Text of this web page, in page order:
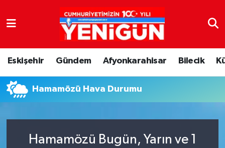
Eskişehir Gündem Afyonkarahisar Bilecik
Hamamözü Hava Durumu
Hamamözü Bugün, Yarın ve 1
Nöbetçi Eczaneler
Hava Durumu
Trafik Durumu
Tüm Manşetler